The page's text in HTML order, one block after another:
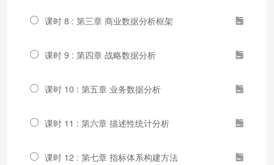
课时 8 : 第三章 商业数据分析框架
课时 9 : 第四章 战略数据分析
课时 10 : 第五章 业务数据分析
课时 11 : 第六章 描述性统计分析
课时 12 : 第七章 指标体系构建方法